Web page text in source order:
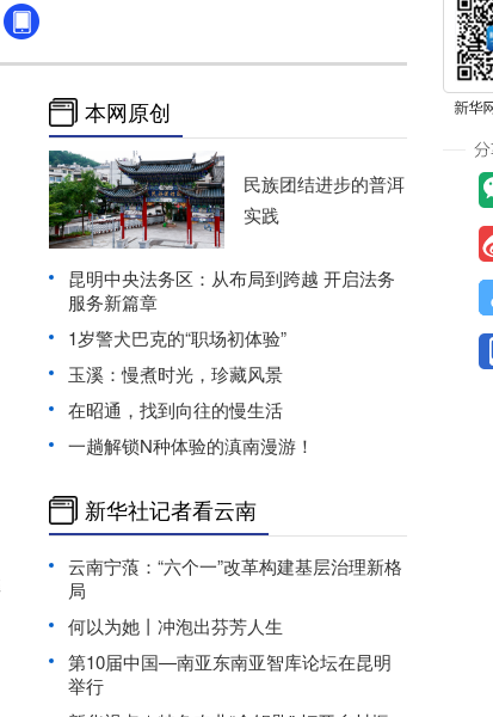
本网原创
民族团结进步的普洱
实践
昆明中央法务区：从布局到跨越 开启法务
服务新篇章
1岁警犬巴克的“职场初体验”
玉溪：慢煮时光，珍藏风景
在昭通，找到向往的慢生活
一趟解锁N种体验的滇南漫游！
新华社记者看云南
云南宁蒗：“六个一”改革构建基层治理新格
局
何以为她丨冲泡出芬芳人生
第10届中国—南亚东南亚智库论坛在昆明
举行